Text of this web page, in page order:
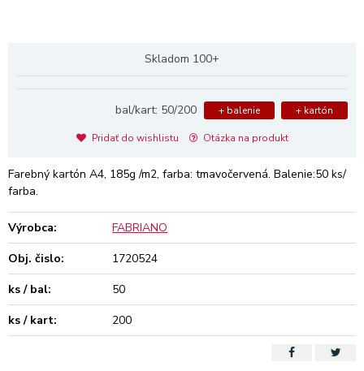
Skladom 100+
bal/kart: 50/200 + balenie + kartón
Pridať do wishlistu Otázka na produkt
Farebný kartón A4, 185g /m2, farba: tmavočervená. Balenie:50 ks/
farba.
Výrobca:
FABRIANO
Obj. čislo:
1720524
ks / bal:
50
ks / kart:
200